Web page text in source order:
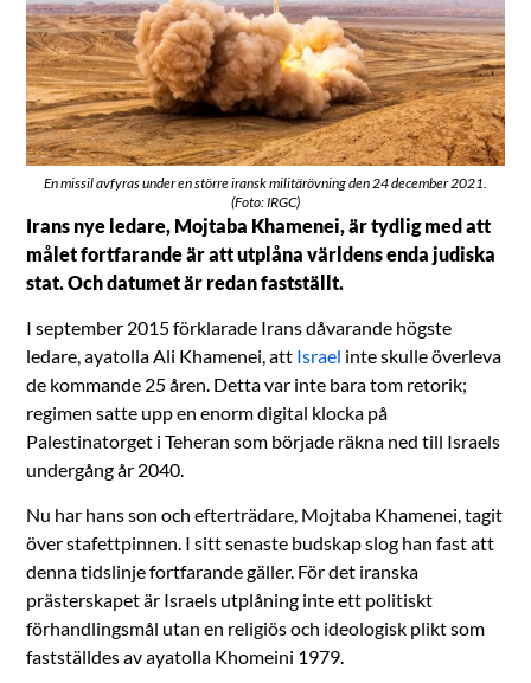
En missil avfyras under en större iransk militärövning den 24 december 2021.
(Foto: IRGC)
Irans nye ledare, Mojtaba Khamenei, är tydlig med att
målet fortfarande är att utplåna världens enda judiska
stat. Och datumet är redan fastställt.
I september 2015 förklarade Irans dåvarande högste
ledare, ayatolla Ali Khamenei, att Israel inte skulle överleva
de kommande 25 åren. Detta var inte bara tom retorik;
regimen satte upp en enorm digital klocka på
Palestinatorget i Teheran som började räkna ned till Israels
undergång år 2040.
Nu har hans son och efterträdare, Mojtaba Khamenei, tagit
över stafettpinnen. I sitt senaste budskap slog han fast att
denna tidslinje fortfarande gäller. För det iranska
prästerskapet är Israels utplåning inte ett politiskt
förhandlingsmål utan en religiös och ideologisk plikt som
fastställdes av ayatolla Khomeini 1979.